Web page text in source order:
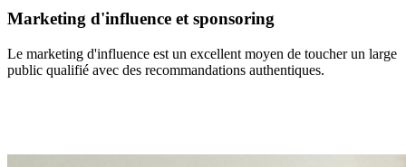
Marketing d'influence et sponsoring
Le marketing d'influence est un excellent moyen de toucher un large
public qualifié avec des recommandations authentiques.